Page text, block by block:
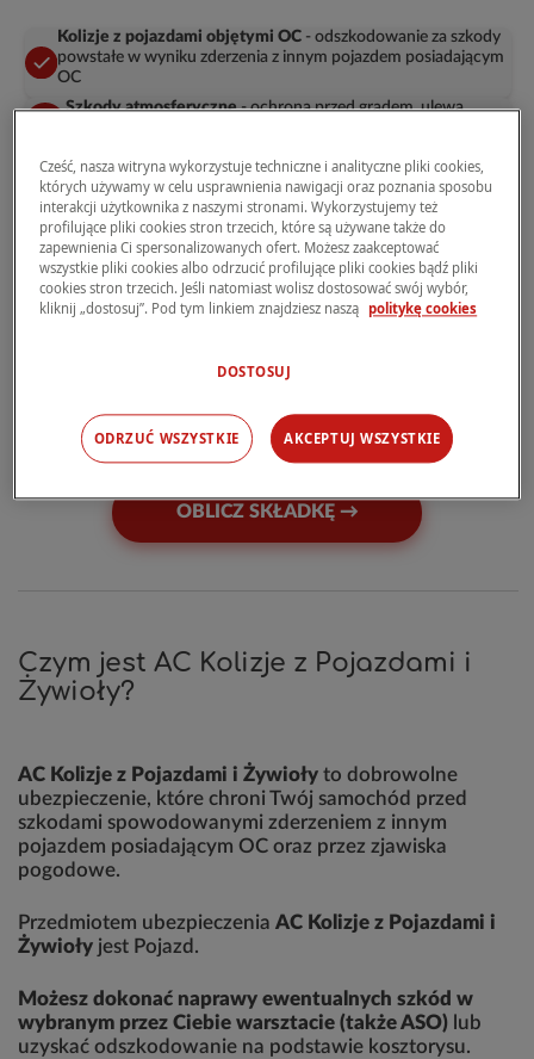
Kolizje z pojazdami objętymi OC- odszkodowanie za szkody
powstałe w wyniku zderzenia z innym pojazdem posiadającym
OC
Szkody atmosferyczne- ochrona przed gradem, ulewą,
Zjawiska żywiołowe
- pokrycie szkód powstałych w wyniku
powodzi, burzy, huraganu
Naprawę w wybranym warsztacie- możliwość naprawy w
wybranym warsztacie (także ASO) lub odszkodowanie na
podstawie kosztorysu z częściami oryginalnymi lub
zamiennikami.
Ważne dokumenty (OWU i Karty
OBLICZ SKŁADKĘ →
Czym jest AC Kolizje z Pojazdami i
Żywioły?
AC Kolizje z Pojazdami i Żywioły to dobrowolne
ubezpieczenie, które chroni Twój samochód przed
szkodami spowodowanymi zderzeniem z innym
pojazdem posiadającym OC oraz przez zjawiska
pogodowe.
Przedmiotem ubezpieczenia AC Kolizje z Pojazdami i
Żywioły jest Pojazd.
Możesz dokonać naprawy ewentualnych szkód w
wybranym przez Ciebie warsztacie (także ASO) lub
uzyskać odszkodowanie na podstawie kosztorysu.
Cześć, nasza witryna wykorzystuje techniczne i analityczne pliki cookies,
których używamy w celu usprawnienia nawigacji oraz poznania sposobu
interakcji użytkownika z naszymi stronami. Wykorzystujemy też
profilujące pliki cookies stron trzecich, które są używane także do
zapewnienia Ci spersonalizowanych ofert. Możesz zaakceptować
wszystkie pliki cookies albo odrzucić profilujące pliki cookies bądź pliki
cookies stron trzecich. Jeśli natomiast wolisz dostosować swój wybór,
kliknij „dostosuj”. Pod tym linkiem znajdziesz naszą politykę cookies
DOSTOSUJ
ODRZUĆ WSZYSTKIE AKCEPTUJ WSZYSTKIE